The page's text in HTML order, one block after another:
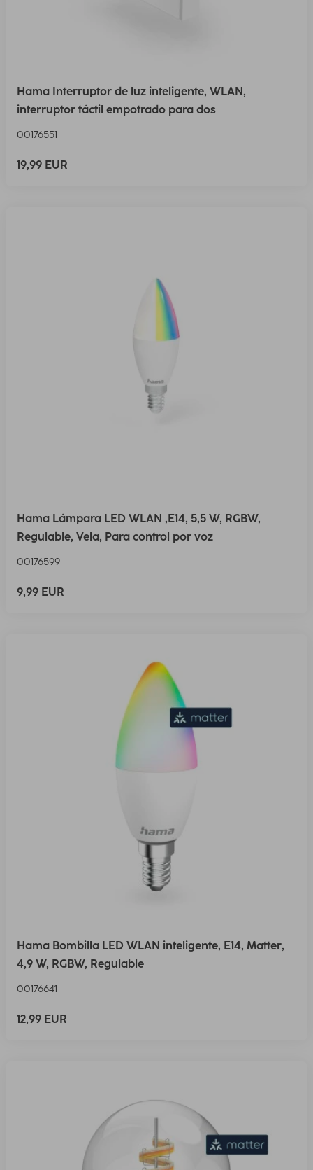
Hama Interruptor de luz inteligente, WLAN,
interruptor táctil empotrado para dos
00176551
19,99 EUR
Hama Lámpara LED WLAN ,E14, 5,5 W, RGBW,
Regulable, Vela, Para control por voz
00176599
9,99 EUR
Hama Bombilla LED WLAN inteligente, E14, Matter,
4,9 W, RGBW, Regulable
00176641
12,99 EUR